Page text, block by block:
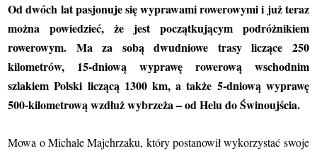
Od dwóch lat pasjonuje się wyprawami rowerowymi i już teraz
można powiedzieć, że jest początkującym podróżnikiem
rowerowym. Ma za sobą dwudniowe trasy liczące 250
kilometrów, 15-dniową wyprawę rowerową wschodnim
szlakiem Polski liczącą 1300 km, a także 5-dniową wyprawę
500-kilometrową wzdłuż wybrzeża – od Helu do Świnoujścia.
Mowa o Michale Majchrzaku, który postanowił wykorzystać swoje